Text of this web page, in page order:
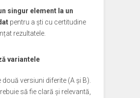
singur element la un
pentru a ști cu certitudine
rezultatele.
variantele
două versiuni diferite (A și B).
să fie clară și relevantă,